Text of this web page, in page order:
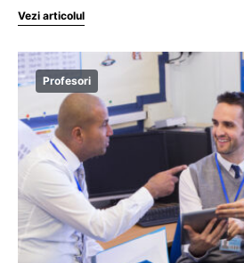
Vezi articolul
Profesori